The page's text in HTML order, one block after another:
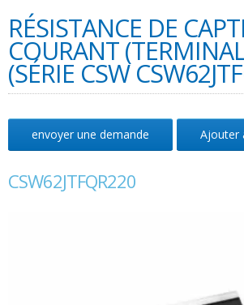
RÉSISTANCE DE
COURANT
(SÉRIE CSW
envoyer une demande Ajouter
CSW62JTFQR220